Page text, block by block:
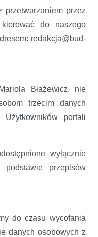
przez
do naszego
redakcja@bud-
Błażewicz. nie
trzecim danych
Użytkowników portali
wyłącznie
podstawie przepisów
do czasu wycofania
danych osobowych z